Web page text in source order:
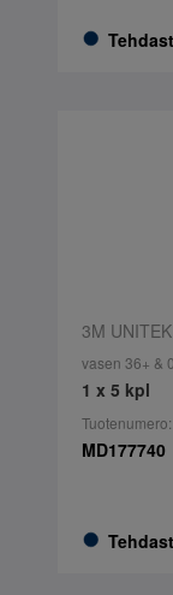
3M UNITEK
vasen 36+ &
1 x 5 kpl
Tuotenumero:
MD177740